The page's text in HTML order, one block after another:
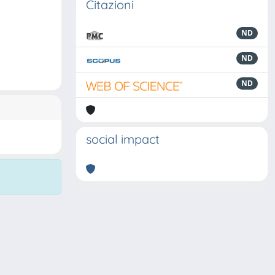
Citazioni
ND
ND
ND
social impact